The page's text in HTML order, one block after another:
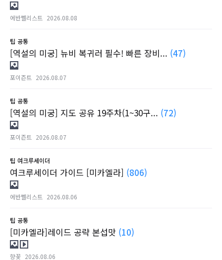
에반쩰리스트 2026.08.08
팁 공통
[역설의 미궁] 뉴비 복귀러 필수! 빠른 장비... (47)
포이즌트 2026.08.07
팁 공통
[역설의 미궁] 지도 공유 19주차(1~30구... (72)
포이즌트 2026.08.07
팁 여크루세이더
여크루세이더 가이드 [미카엘라] (806)
에반쩰리스트 2026.08.06
팁 공통
[미카엘라]레이드 공략 본섭맛 (10)
향꽃 2026.08.06